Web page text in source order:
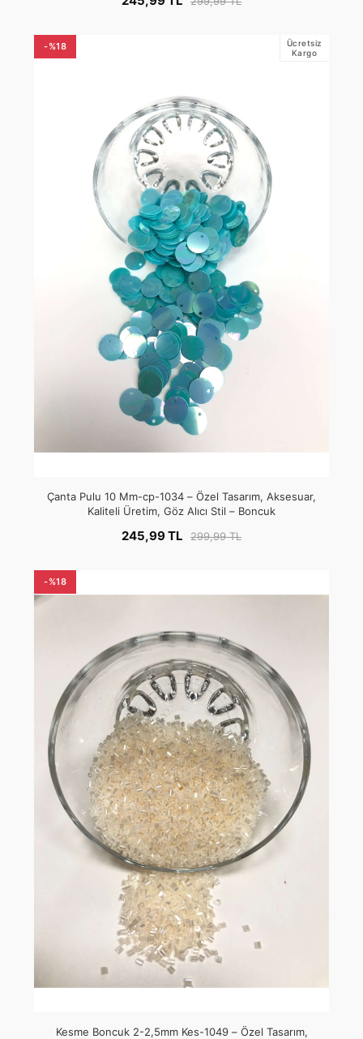
-%18
Ücretsiz
Kargo
Çanta Pulu 10 Mm-cp-1034 – Özel Tasarım, Aksesuar,
Kaliteli Üretim, Göz Alıcı Stil – Boncuk
245,99 TL 299,99 TL
-%18
Kesme Boncuk 2-2,5mm Kes-1049 – Özel Tasarım,